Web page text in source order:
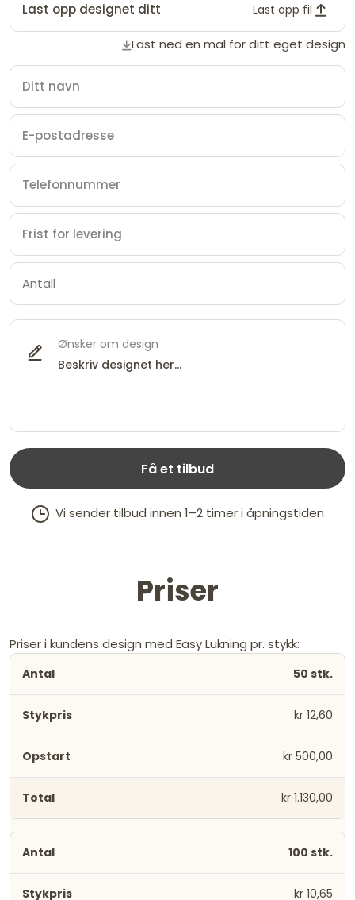
Last opp designet ditt Last opp fil
Last ned en mal for ditt eget design
Ønsker om design
Få et tilbud
Vi sender tilbud innen 1–2 timer i åpningstiden
Priser
Priser i kundens design med Easy Lukning pr. stykk:
50 stk.
kr 12,60
kr 500,00
kr 1.130,00
100 stk.
kr 10,65